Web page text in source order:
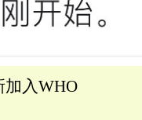
加入WHO